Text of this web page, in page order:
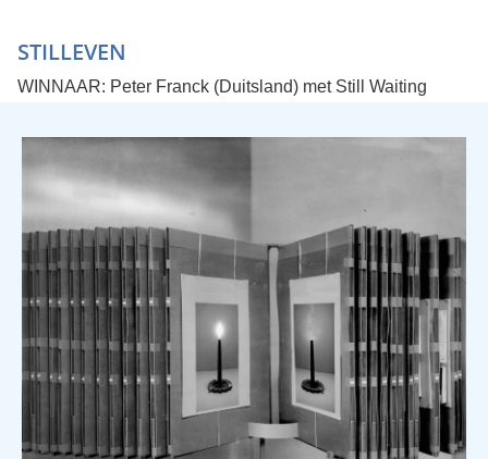
STILLEVEN
WINNAAR: Peter Franck (Duitsland) met Still Waiting